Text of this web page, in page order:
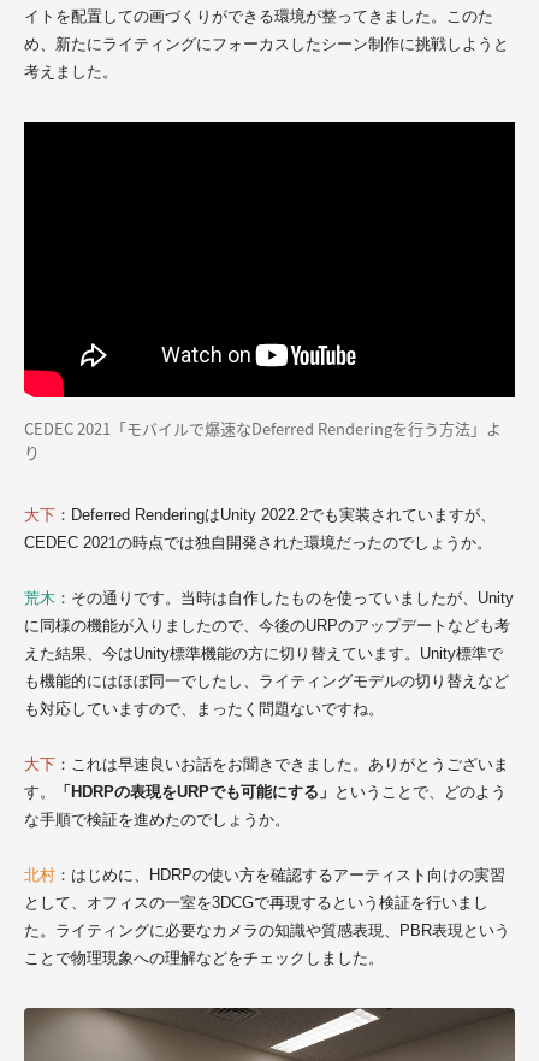
イトを配置しての画づくりができる環境が整ってきました。このた
め、新たにライティングにフォーカスしたシーン制作に挑戦しようと
考えました。
CEDEC 2021「モバイルで爆速なDeferred Renderingを行う方法」よ
り
大下 ：Deferred RenderingはUnity 2022.2でも実装されていますが、
CEDEC 2021の時点では独自開発された環境だったのでしょうか。
荒木 ：その通りです。当時は自作したものを使っていましたが、Unity
に同様の機能が入りましたので、今後のURPのアップデートなども考
えた結果、今はUnity標準機能の方に切り替えています。Unity標準で
も機能的にはほぼ同一でしたし、ライティングモデルの切り替えなど
も対応していますので、まったく問題ないですね。
大下 ：これは早速良いお話をお聞きできました。ありがとうございま
す。
「HDRPの表現をURPでも可能にする」 ということで、どのよう
な手順で検証を進めたのでしょうか。
北村 ：はじめに、HDRPの使い方を確認するアーティスト向けの実習
として、オフィスの一室を3DCGで再現するという検証を行いまし
た。ライティングに必要なカメラの知識や質感表現、PBR表現という
ことで物理現象への理解などをチェックしました。